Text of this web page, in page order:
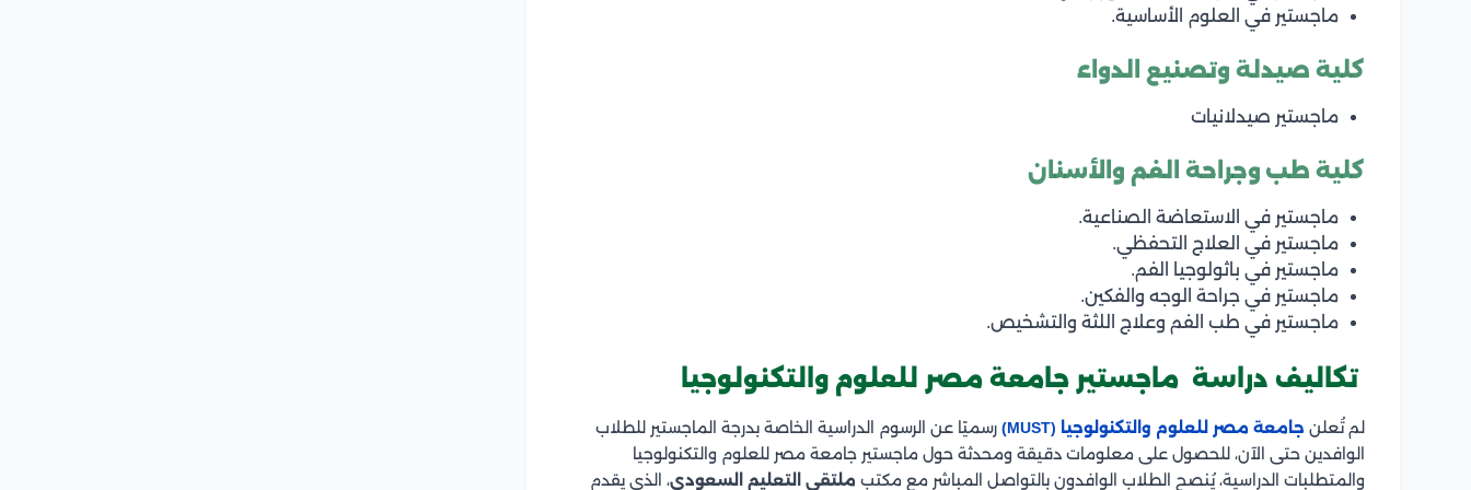
ماجستير في العلوم الأساسية.
كلية صيدلة وتصنيع الدواء
ماجستير صيدلانيات
كلية طب وجراحة الفم والأسنان
ماجستير في الاستعاضة الصناعية.
ماجستير في العلاج التحفظي.
ماجستير في باثولوجيا الفم.
ماجستير في جراحة الوجه والفكين.
ماجستير في طب الفم وعلاج اللثة والتشخيص.
تكاليف دراسة ماجستير جامعة مصر للعلوم والتكنولوجيا
لم تُعلن جامعة مصر للعلوم والتكنولوجيا (MUST)
رسميًا عن الرسوم الدراسية الخاصة بدرجة الماجستير للطلاب
الوافدين حتى الآن، للحصول على معلومات دقيقة ومحدثة حول ماجستير جامعة مصر للعلوم والتكنولوجيا
والمتطلبات الدراسية، يُنصح الطلاب الوافدون بالتواصل المباشر مع مكتب ملتقى التعليم السعودي، الذي يقدم